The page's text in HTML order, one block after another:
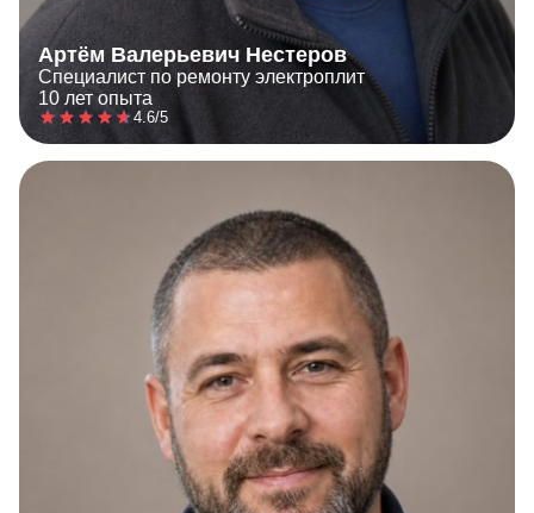
Артём Валерьевич Нестеров
Специалист по ремонту электроплит
10 лет опыта
4.6/5